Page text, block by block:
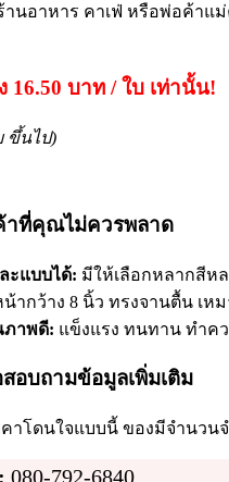
านอาหาร คาเฟ่ หรือพ่อค้าแ
16.50 บาท / ใบ เท่านั้น!
ขึ้นไป)
าที่คุณไม่ควรพลาด
ะแบบได้: มีให้เลือกหลากสีห
ากว้าง 8 นิ้ว ทรงจานตื้น เห
ภาพดี: แข็งแรง ทนทาน ทำค
อบถามข้อมูลเพิ่มเติม
าโดนใจแบบนี้ ของมีจำนวน
080-792-6840